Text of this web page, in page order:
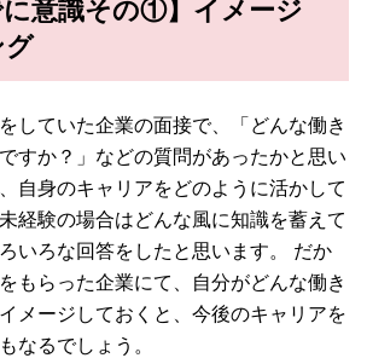
に意識その①】イメージ
グ
していた企業の面接で、「どんな働き
すか？」などの質問があったかと思い
自身のキャリアをどのように活かして
経験の場合はどんな風に知識を蓄えて
いろな回答をしたと思います。 だか
もらった企業にて、自分がどんな働き
メージしておくと、今後のキャリアを
なるでしょう。